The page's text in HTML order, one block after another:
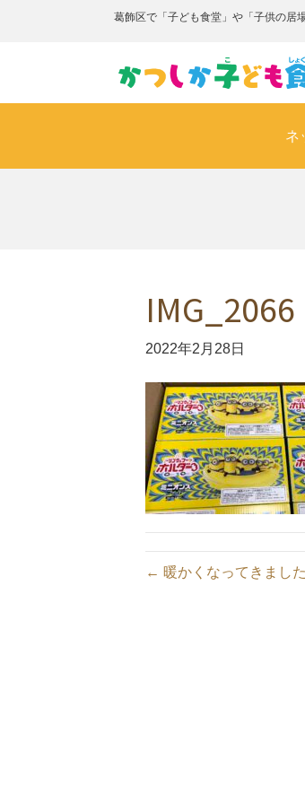
葛飾区で「子ども食堂」や「子供の居
ネ
IMG_2066
2022年2月28日
← 暖かくなってきまし